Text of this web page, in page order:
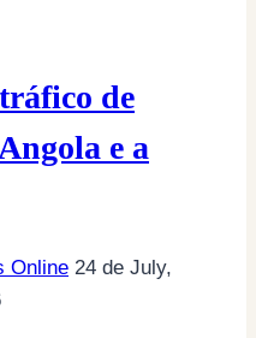
de
e a
Online 24 de July,